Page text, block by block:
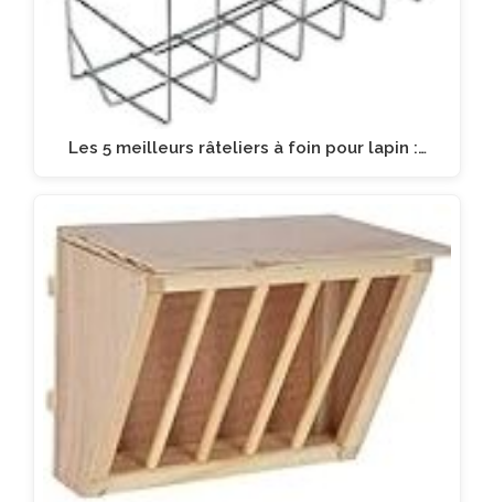
Les 5 meilleurs râteliers à foin pour lapin :…